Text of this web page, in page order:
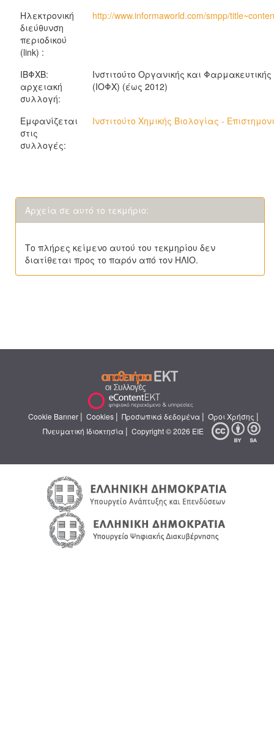
Ηλεκτρονική
διεύθυνση
περιοδικού
(link) :
http://www.informaworld.com/smpp/
ΙΒΦΧΒ:
αρχειακή
συλλογή:
Ινστιτούτο Οργανικής και
(ΙΟΦΧ) (έως 2012)
Εμφανίζεται
στις
συλλογές:
Ινστιτούτο Χημικής Βιολογίας -
Αρχεία σε αυτό το τεκμήριο:
Το πλήρες κείμενο αυτού του τεκμηρίου δεν
διατίθεται προς το παρόν από τον ΗΛΙΟ.
Cookie Banner | Cookies | Προσωπικά δεδομένα | Όροι Χρήσης |
Πνευματική Ιδιοκτησία | Copyright © 2026 ΕΙΕ